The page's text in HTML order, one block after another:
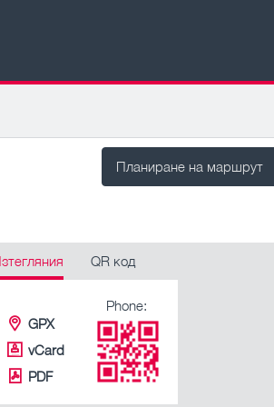
Планиране на маршрут
QR код
GPX
vCard
PDF
Phone: